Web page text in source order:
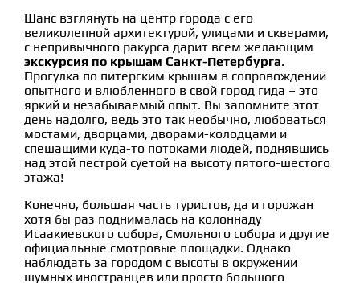
Шанс взглянуть на центр города с его
великолепной архитектурой, улицами и скверами,
с непривычного ракурса дарит всем желающим
экскурсия по крышам Санкт-Петербурга.
Прогулка по питерским крышам в сопровождении
опытного и влюбленного в свой город гида – это
яркий и незабываемый опыт. Вы запомните этот
день надолго, ведь это так необычно, любоваться
мостами, дворцами, дворами-колодцами и
спешащими куда-то потоками людей, поднявшись
над этой пестрой суетой на высоту пятого-шестого
этажа!
Конечно, большая часть туристов, да и горожан
хотя бы раз поднималась на колоннаду
Исаакиевского собора, Смольного собора и другие
официальные смотровые площадки. Однако
наблюдать за городом с высоты в окружении
шумных иностранцев или просто большого